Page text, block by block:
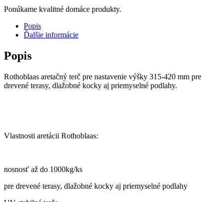
Ponúkame kvalitné domáce produkty.
Popis
Ďalšie informácie
Popis
Rothoblaas aretačný terč pre nastavenie výšky 315-420 mm pre
drevené terasy, dlažobné kocky aj priemyselné podlahy.
Vlastnosti aretácii Rothoblaas:
nosnosť až do 1000kg/ks
pre drevené terasy, dlažobné kocky aj priemyselné podlahy